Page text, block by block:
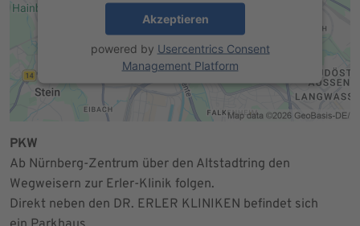
Akzeptieren
powered by Usercentrics Consent
Management Platform
PKW
Ab Nürnberg-Zentrum über den Altstadtring den
Wegweisern zur Erler-Klinik folgen.
Direkt neben den DR. ERLER KLINIKEN befindet sich